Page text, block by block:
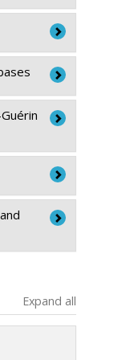
Expand all